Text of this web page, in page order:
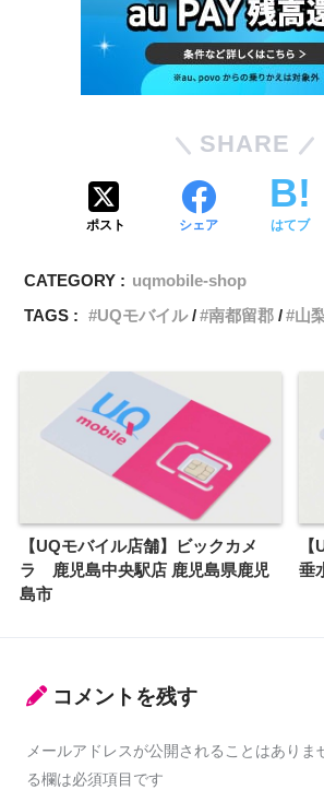
SHARE
ポスト シェア はてブ
CATEGORY : uqmobile-shop
TAGS :
UQモバイル 南都留郡 山
【UQモバイル店舗】ビックカメ
ラ 鹿児島中央駅店 鹿児島県鹿児
島市
垂
コメントを残す
メールアドレスが公開されることはありま
る欄は必須項目です